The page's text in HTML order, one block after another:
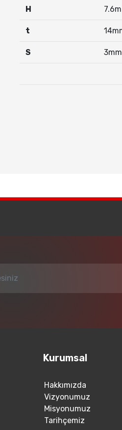
H
t
S 3mm
Kurumsal
Hakkımızda
Vizyonumuz
Misyonumuz
Tarihçemiz